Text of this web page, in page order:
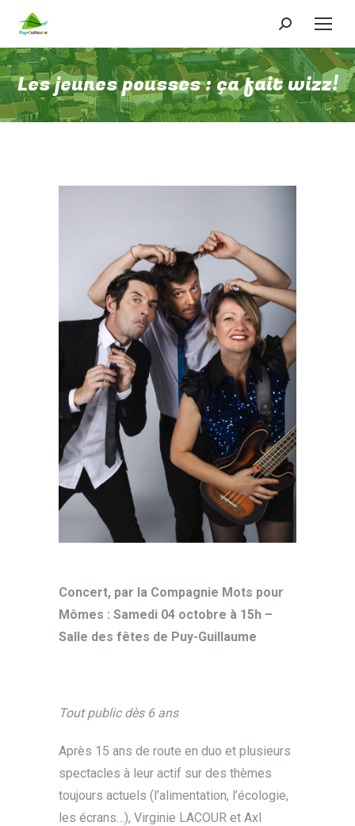
Recherche
:
Les jeunes pousses : ça fait wizz!
Concert, par la Compagnie Mots pour
Mômes : Samedi 04 octobre à 15h –
Salle des fêtes de Puy-Guillaume
Tout public dès 6 ans
Après 15 ans de route en duo et plusieurs
spectacles à leur actif sur des thèmes
toujours actuels (l’alimentation, l’écologie,
les écrans…), Virginie LACOUR et Axl